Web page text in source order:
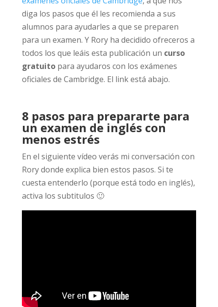
diga los pasos que él les recomienda a sus
alumnos para ayudarles a que se preparen
para un examen. Y Rory ha decidido ofreceros a
todos los que leáis esta publicación un curso
gratuitopara ayudaros con los exámenes
oficiales de Cambridge. El link está abajo.
8 pasos para prepararte para
un examen de inglés con
menos estrés
En el siguiente vídeo verás mi conversación con
Rory donde explica bien estos pasos. Si te
cuesta entenderlo (porque está todo en inglés),
activa los subtitulos 🙂